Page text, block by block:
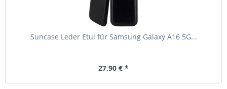
Suncase Leder Etui für Samsung Galaxy A16 5G...
27,90 € *